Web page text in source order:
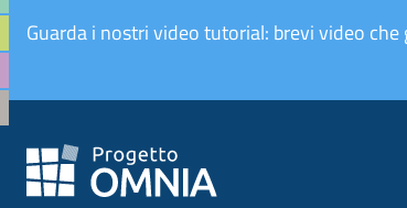
Guarda i nostri video tutorial: brevi video